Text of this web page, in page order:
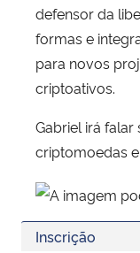
defensor da
formas e
para novos
criptoativos.
Gabriel irá
criptomoedas
Inscrição